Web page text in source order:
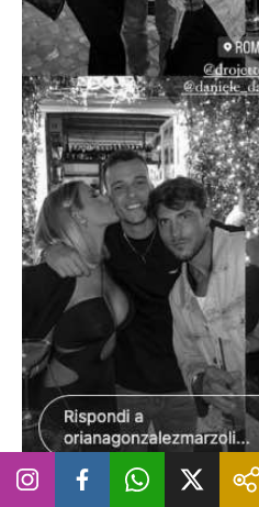
La storia Instagram di Oriana